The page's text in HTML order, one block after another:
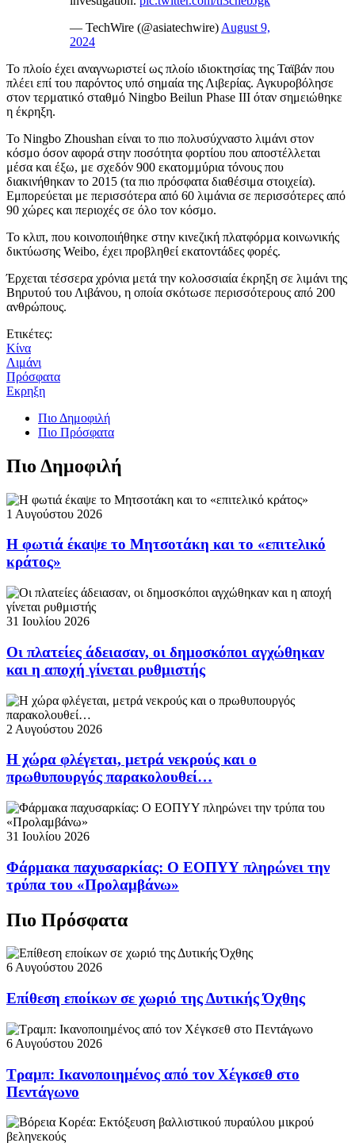
— TechWire (@asiatechwire) August 9,
2024
Το πλοίο έχει αναγνωριστεί ως πλοίο ιδιοκτησίας της Ταϊβάν που
πλέει επί του παρόντος υπό σημαία της Λιβερίας. Αγκυροβόλησε
στον τερματικό σταθμό Ningbo Beilun Phase III όταν σημειώθηκε
η έκρηξη.
Το Ningbo Zhoushan είναι το πιο πολυσύχναστο λιμάνι στον
κόσμο όσον αφορά στην ποσότητα φορτίου που αποστέλλεται
μέσα και έξω, με σχεδόν 900 εκατομμύρια τόνους που
διακινήθηκαν το 2015 (τα πιο πρόσφατα διαθέσιμα στοιχεία).
Εμπορεύεται με περισσότερα από 60 λιμάνια σε περισσότερες από
90 χώρες και περιοχές σε όλο τον κόσμο.
Το κλιπ, που κοινοποιήθηκε στην κινεζική πλατφόρμα κοινωνικής
δικτύωσης Weibo, έχει προβληθεί εκατοντάδες φορές.
Έρχεται τέσσερα χρόνια μετά την κολοσσιαία έκρηξη σε λιμάνι της
Βηρυτού του Λιβάνου, η οποία σκότωσε περισσότερους από 200
ανθρώπους.
Ετικέτες:
Κίνα
Λιμάνι
Πρόσφατα
Εκρηξη
Πιο Δημοφιλή
Πιο Πρόσφατα
Πιο Δημοφιλή
1 Αυγούστου 2026
Η φωτιά έκαψε το Μητσοτάκη και το «επιτελικό
κράτος»
31 Ιουλίου 2026
Οι πλατείες άδειασαν, οι δημοσκόποι αγχώθηκαν
και η αποχή γίνεται ρυθμιστής
2 Αυγούστου 2026
Η χώρα φλέγεται, μετρά νεκρούς και ο
πρωθυπουργός παρακολουθεί…
31 Ιουλίου 2026
Φάρμακα παχυσαρκίας: Ο ΕΟΠΥΥ πληρώνει την
τρύπα του «Προλαμβάνω»
Πιο Πρόσφατα
6 Αυγούστου 2026
Επίθεση εποίκων σε χωριό της Δυτικής Όχθης
6 Αυγούστου 2026
Τραμπ: Ικανοποιημένος από τον Χέγκσεθ στο
Πεντάγωνο